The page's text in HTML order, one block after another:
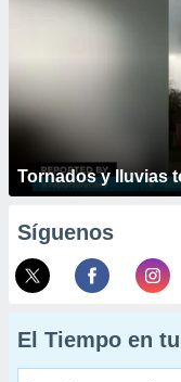
Tornados y lluvias
Síguenos
El Tiempo en tu